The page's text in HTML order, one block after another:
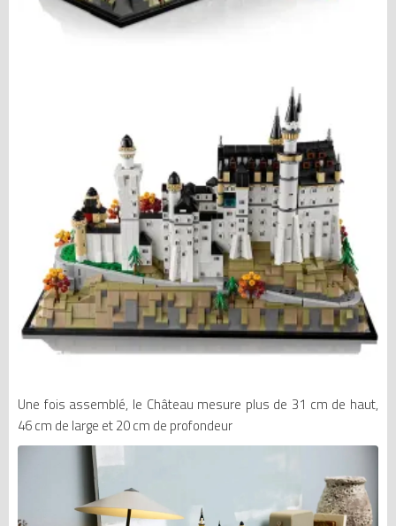
Une fois assemblé, le Château mesure plus de 31 cm de haut,
46 cm de large et 20 cm de profondeur